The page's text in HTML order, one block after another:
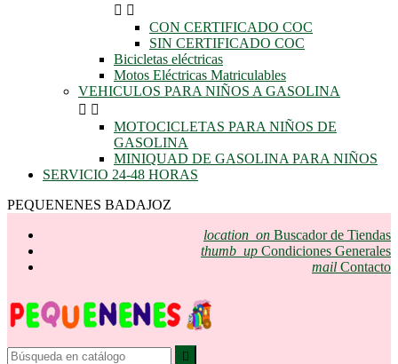
 
CON CERTIFICADO COC
SIN CERTIFICADO COC
Bicicletas eléctricas
Motos Eléctricas Matriculables
VEHICULOS PARA NIÑOS A GASOLINA
 
MOTOCICLETAS PARA NIÑOS DE
GASOLINA
MINIQUAD DE GASOLINA PARA NIÑOS
SERVICIO 24-48 HORAS
PEQUENENES BADAJOZ
location_on Buscador de Tiendas
thumb_up Condiciones Generales
mail Contacto
